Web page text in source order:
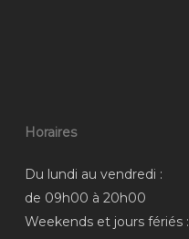
Horaires
Du lundi au vendredi :
de 09h00 à 20h00
Weekends et jours fériés :